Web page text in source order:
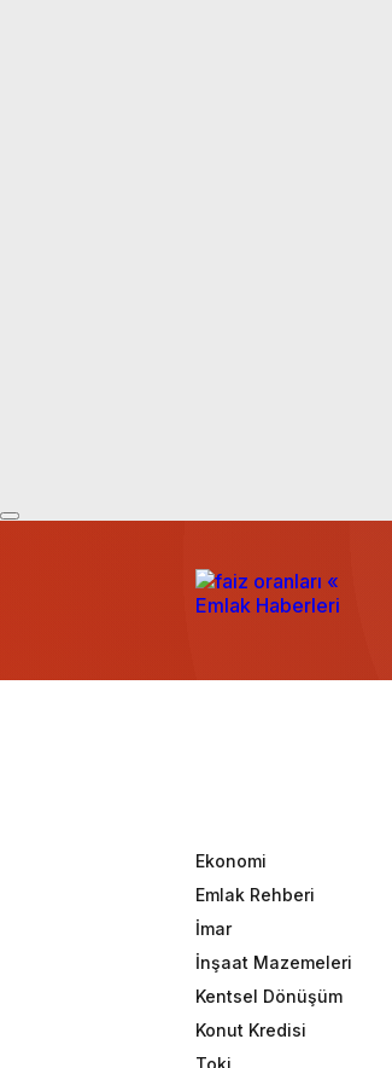
Ekonomi
Emlak Rehberi
İmar
İnşaat Mazemeleri
Kentsel Dönüşüm
Konut Kredisi